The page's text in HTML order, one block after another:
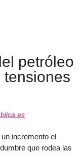
petróleo
incremento el
que rodea las